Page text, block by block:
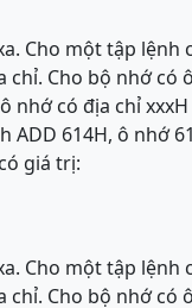
Cho một tập
Cho bộ nhớ có
nhớ có địa chỉ
ADD 614H, ô nhớ
giá trị:
Cho một tập
Cho bộ nhớ có